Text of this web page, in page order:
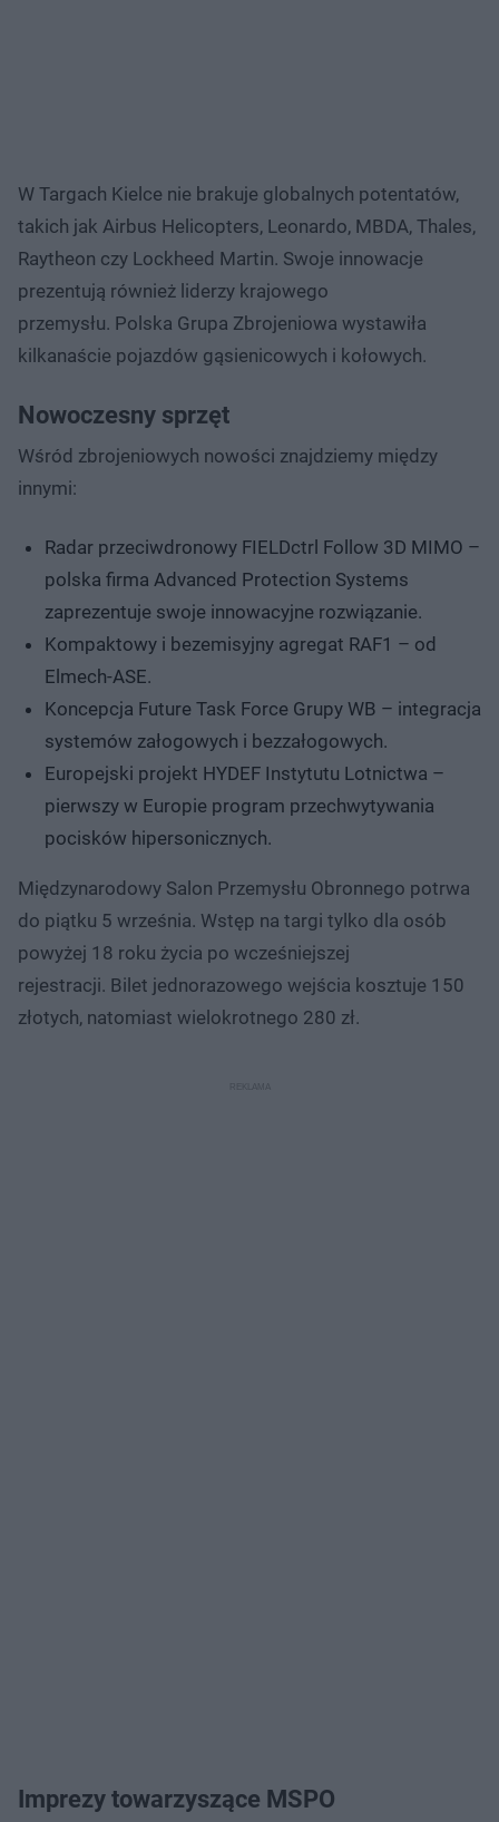
W Targach Kielce nie brakuje globalnych potentatów,
takich jak Airbus Helicopters, Leonardo, MBDA, Thales,
Raytheon czy Lockheed Martin. Swoje innowacje
prezentują również liderzy krajowego
przemysłu. Polska Grupa Zbrojeniowa wystawiła
kilkanaście pojazdów gąsienicowych i kołowych.
Nowoczesny sprzęt
Wśród zbrojeniowych nowości znajdziemy między
innymi:
Radar przeciwdronowy FIELDctrl Follow 3D MIMO –
polska firma Advanced Protection Systems
zaprezentuje swoje innowacyjne rozwiązanie.
Kompaktowy i bezemisyjny agregat RAF1 – od
Elmech-ASE.
Koncepcja Future Task Force Grupy WB – integracja
systemów załogowych i bezzałogowych.
Europejski projekt HYDEF Instytutu Lotnictwa –
pierwszy w Europie program przechwytywania
pocisków hipersonicznych.
Międzynarodowy Salon Przemysłu Obronnego potrwa
do piątku 5 września. Wstęp na targi tylko dla osób
powyżej 18 roku życia po wcześniejszej
rejestracji. Bilet jednorazowego wejścia kosztuje 150
złotych, natomiast wielokrotnego 280 zł.
Imprezy towarzyszące MSPO